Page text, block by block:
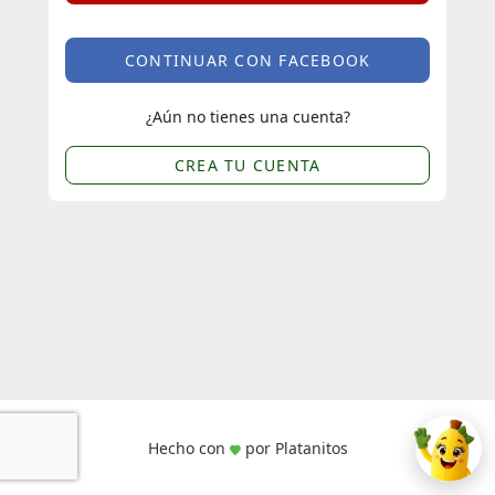
CONTINUAR CON FACEBOOK
¿Aún no tienes una cuenta?
CREA TU CUENTA
Hecho con por Platanitos